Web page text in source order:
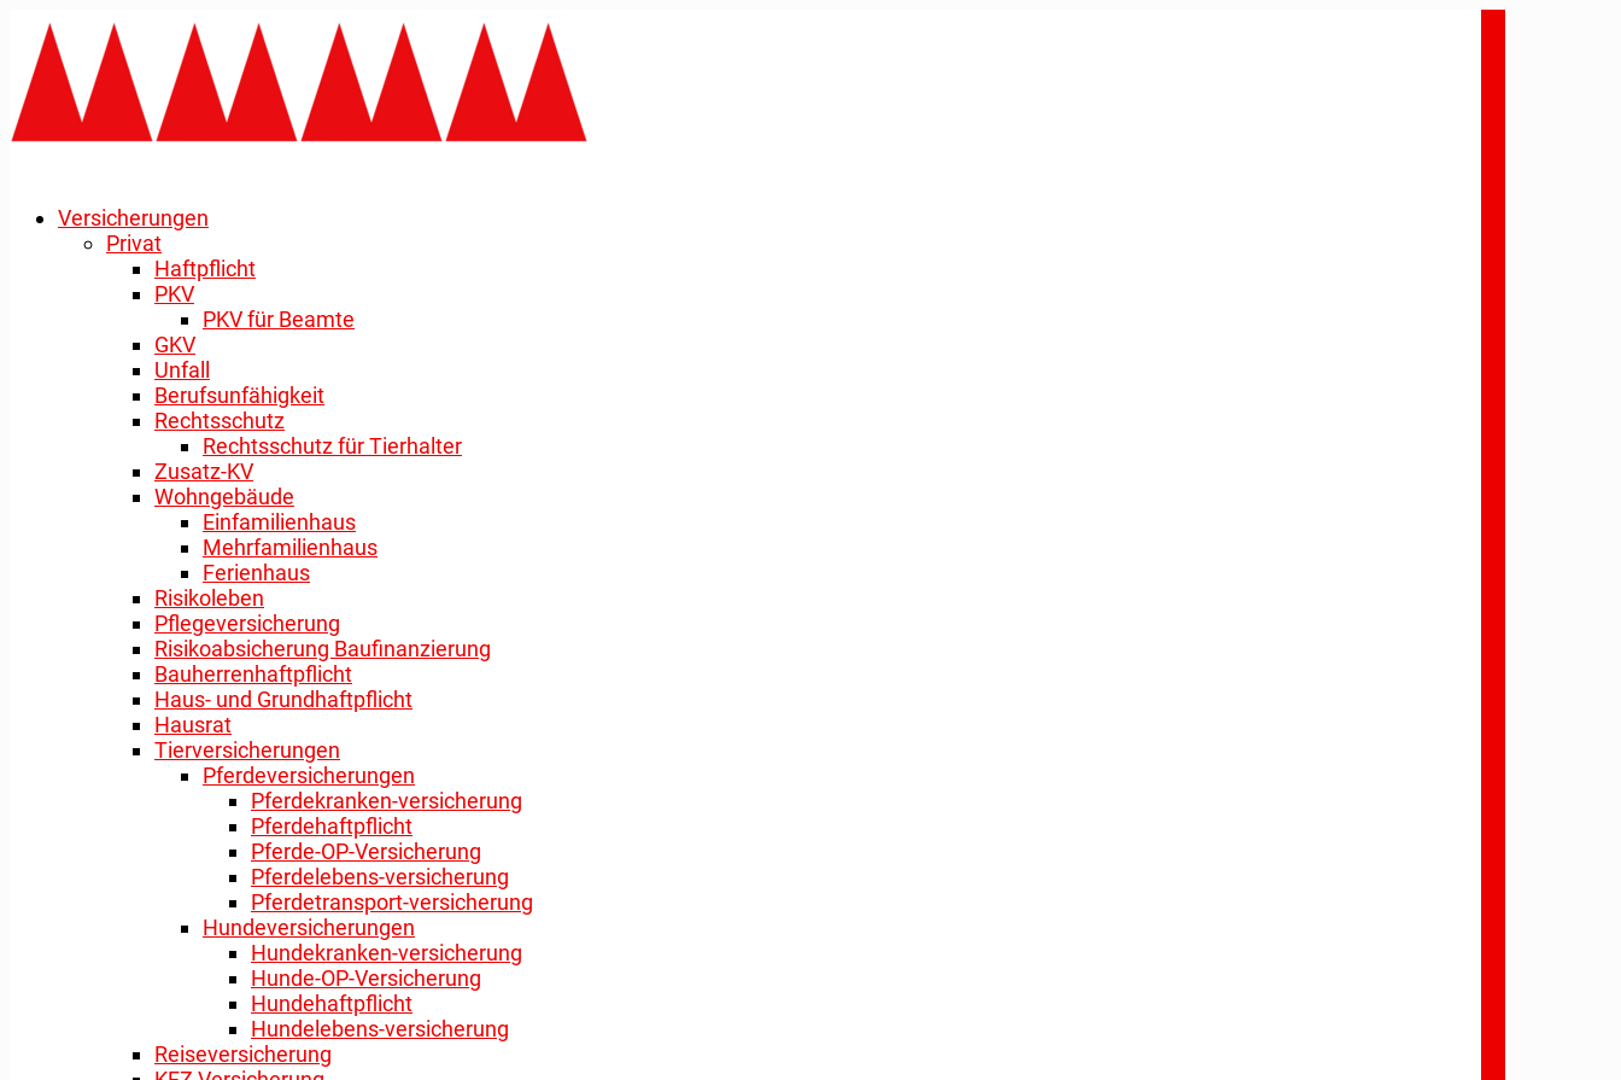
Versicherungen
Privat
Haftpflicht
PKV
PKV für Beamte
GKV
Unfall
Berufsunfähigkeit
Rechtsschutz
Rechtsschutz für Tierhalter
Zusatz-KV
Wohngebäude
Einfamilienhaus
Mehrfamilienhaus
Ferienhaus
Risikoleben
Pflegeversicherung
Risikoabsicherung Baufinanzierung
Bauherrenhaftpflicht
Haus- und Grundhaftpflicht
Hausrat
Tierversicherungen
Pferdeversicherungen
Pferdekranken-versicherung
Pferdehaftpflicht
Pferde-OP-Versicherung
Pferdelebens-versicherung
Pferdetransport-versicherung
Hundeversicherungen
Hundekranken-versicherung
Hunde-OP-Versicherung
Hundehaftpflicht
Hundelebens-versicherung
Reiseversicherung